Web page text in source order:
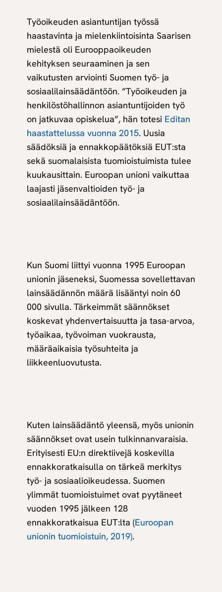
Työoikeuden asiantuntijan työssä
haastavinta ja mielenkiintoisinta Saarisen
mielestä oli Eurooppaoikeuden
kehityksen seuraaminen ja sen
vaikutusten arviointi Suomen työ- ja
sosiaalilainsäädäntöön. ”Työoikeuden ja
henkilöstöhallinnon asiantuntijoiden työ
on jatkuvaa opiskelua”, hän totesi Editan
haastattelussa vuonna 2015. Uusia
säädöksiä ja ennakkopäätöksiä EUT:sta
sekä suomalaisista tuomioistuimista tulee
kuukausittain. Euroopan unioni vaikuttaa
laajasti jäsenvaltioiden työ- ja
sosiaalilainsäädäntöön.
Kun Suomi liittyi vuonna 1995 Euroopan
unionin jäseneksi, Suomessa sovellettavan
lainsäädännön määrä lisääntyi noin 60
000 sivulla. Tärkeimmät säännökset
koskevat yhdenvertaisuutta ja tasa-arvoa,
työaikaa, työvoiman vuokrausta,
määräaikaisia työsuhteita ja
liikkeenluovutusta.
Kuten lainsäädäntö yleensä, myös unionin
säännökset ovat usein tulkinnanvaraisia.
Erityisesti EU:n direktiivejä koskevilla
ennakkoratkaisulla on tärkeä merkitys
työ- ja sosiaalioikeudessa. Suomen
ylimmät tuomioistuimet ovat pyytäneet
vuoden 1995 jälkeen 128
ennakkoratkaisua EUT:lta (Euroopan
unionin tuomioistuin, 2019).